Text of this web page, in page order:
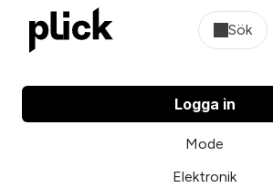
Sök
Logga in
Mode
Elektronik